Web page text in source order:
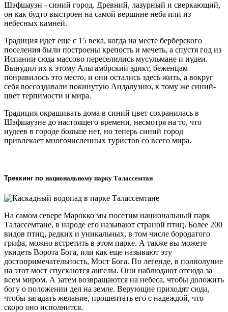
Шэфшауэн - синий город. Древний, лазурный и сверкающий,
он как будто выстроен на самой вершине неба или из
небесных камней.
Традиция идет еще с 15 века, когда на месте берберского
поселения были построены крепость и мечеть, а спустя год из
Испании сюда массово переселились мусульмане и иудеи.
Вынудил их к этому Альгамбрский эдикт, беженцам
понравилось это место, и они остались здесь жить, а вокруг
себя воссоздавали покинутую Андалузию, к тому же синий-
цвет терпимости и мира.
Традиция окрашивать дома в синий цвет сохранилась в
Шэфшауэне до настоящего времени, несмотря на то, что
иудеев в городе больше нет, но теперь синий город
привлекает многочисленных туристов со всего мира.
Треккинг по национальному парку Талассемтан
На самом севере Марокко мы посетим национальный парк
Талассемтане, в народе его называют страной птиц. Более 200
видов птиц, редких и уникальных, в том числе бородатого
грифа, можно встретить в этом парке. А также вы можете
увидеть Ворота Бога, или как еще называют эту
достопримечательность, Мост Бога. По легенде, в полнолуние
на этот мост спускаются ангелы. Они наблюдают отсюда за
всем миром. А затем возвращаются на небеса, чтобы доложить
богу о положении дел на земле. Верующие приходят сюда,
чтобы загадать желание, прошептать его с надеждой, что
скоро оно исполнится.